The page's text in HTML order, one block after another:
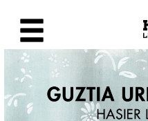
New Books